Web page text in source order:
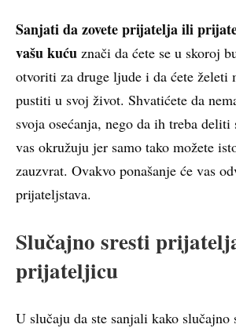
Sanjati da zovete prijatelja ili
vašu kuću znači da ćete se u skoroj
otvoriti za druge ljude i da ćete želeti
pustiti u svoj život. Shvatićete da
svoja osećanja, nego da ih treba
vas okružuju jer samo tako možete
zauzvrat. Ovakvo ponašanje će vas
prijateljstava.
Slučajno sresti
prijateljicu
U slučaju da ste sanjali kako slučajno